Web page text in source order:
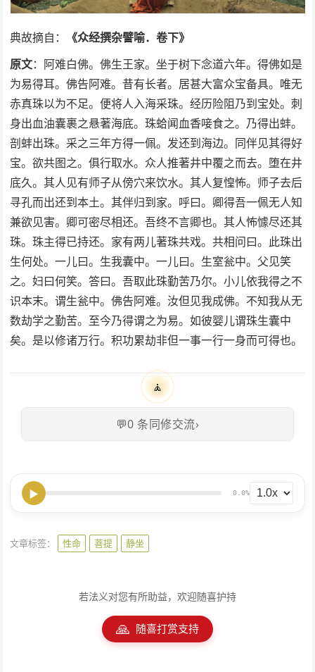
典故摘自：
《众经撰杂譬喻．卷下》
原文：阿难白佛。佛生王家。坐于树下念道六年。得佛如是
为易得耳。佛告阿难。昔有长者。居甚大富众宝备具。唯无
赤真珠以为不足。便将人入海采珠。经历险阻乃到宝处。刺
身出血油囊裹之悬著海底。珠蛤闻血香唼食之。乃得出蚌。
剖蚌出珠。采之三年方得一佩。发还到海边。同伴见其得好
宝。欲共图之。俱行取水。众人推著井中覆之而去。堕在井
底久。其人见有师子从傍穴来饮水。其人复惶怖。师子去后
寻孔而出还到本土。其伴归到家。呼曰。卿得吾一佩无人知
兼欲见害。卿可密尽相还。吾终不言卿也。其人怖懅尽还其
珠。珠主得已持还。家有两儿著珠共戏。共相问曰。此珠出
生何处。一儿曰。生我囊中。一儿曰。生室瓮中。父见笑
之。妇曰何笑。答曰。吾取此珠勤苦乃尔。小儿依我得之不
识本末。谓生瓮中。佛告阿难。汝但见我成佛。不知我从无
数劫学之勤苦。至今乃得谓之为易。如彼婴儿谓珠生囊中
矣。是以修诸万行。积功累劫非但一事一行一身而可得也。
🧘
💬0 条同修交流›
▶ 0.0%
文章标签： 性命 菩提 静坐
若法义对您有所助益，欢迎随喜护持
🙏 随喜打赏支持